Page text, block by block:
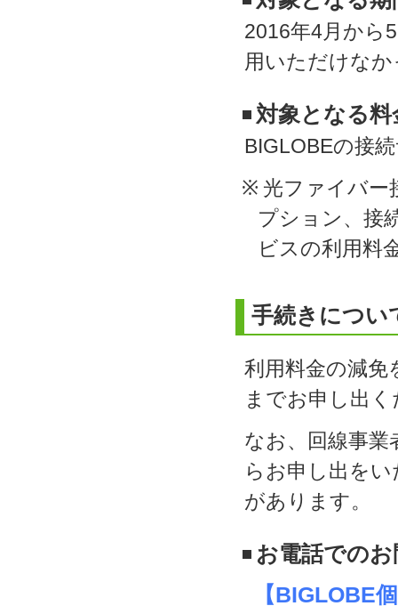
2016年4月から
用いただけな
対象となる料
BIGLOBEの接
※ 光ファイバー
プション、接
ビスの利用料
手続きについ
利用料金の減免
までお申し出
なお、回線事
らお申し出を
があります。
お電話での
【BIGLOBE